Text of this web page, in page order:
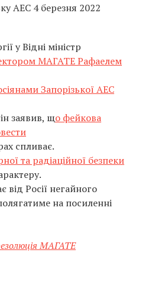
АЕС 4 березня 2022
у Відні міністр
МАГАТЕ Рафаелем
Запорізької АЕС
заявив, що фейкова
спливає.
та радіаційної безпеки
від Росії негайного
на посиленні
МАГАТЕ